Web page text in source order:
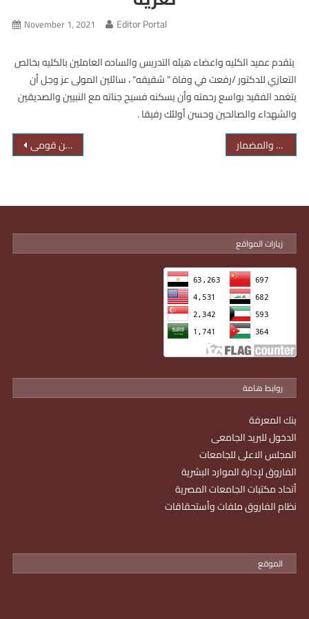
November 1, 2021 Editor Portal
يتقدم عميد الكليه واعضاء هيئه التدريس والساده العاملين بالكليه بخالص
التعازي للدكتور /رفعت في وفاة ” شقيقه“ ، سائلين المولى عز وجل أن
يتغمد الفقيد بواسع رحمته وأن يسكنه فسيح جناته مع النبيين والصديقين
والشهداء والصالحين وحسن أولئك رفيقا .
دعوة قسم مسابقات الميدان والمضمارمبادرةالرياضة امن قومى
فعالية اليوم التطبيقي الأول لقسم مسابقات الميدان والمضمار
زيارات المواقع
روابط هامة
بنك المعرفة
الدخول للبريد الجامعى
المجلس الاعلى للجامعات
الفاروق لإدارة الموارد البشرية
أتحاد مكتبات الجامعات المصرية
نظام الفاروق ملفات وأستحقاقات
الموقع